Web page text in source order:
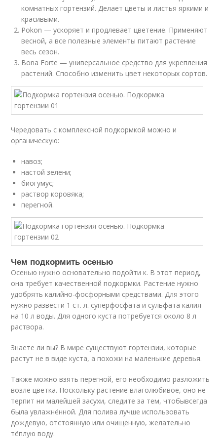
комнатных гортензий. Делает цветы и листья яркими и
красивыми.
Pokon — ускоряет и продлевает цветение. Применяют
весной, а все полезные элементы питают растение
весь сезон.
Bona Forte — универсальное средство для укрепления
растений. Способно изменить цвет некоторых сортов.
Чередовать с комплексной подкормкой можно и
органическую:
навоз;
настой зелени;
биогумус;
раствор коровяка;
перегной.
Чем подкормить осенью
Осенью нужно основательно подойти к. В этот период,
она требует качественной подкормки. Растение нужно
удобрять калийно-фосфорными средствами. Для этого
нужно развести 1 ст. л. суперфосфата и сульфата калия
на 10 л воды. Для одного куста потребуется около 8 л
раствора.
Знаете ли вы? В мире существуют гортензии, которые
растут не в виде куста, а похожи на маленькие деревья.
Также можно взять перегной, его необходимо разложить
возле цветка. Поскольку растение влаголюбивое, оно не
терпит ни малейшей засухи, следите за тем, чтобывсегда
была увлажнённой. Для полива лучше использовать
дождевую, отстоянную или очищенную, желательно
тёплую воду.